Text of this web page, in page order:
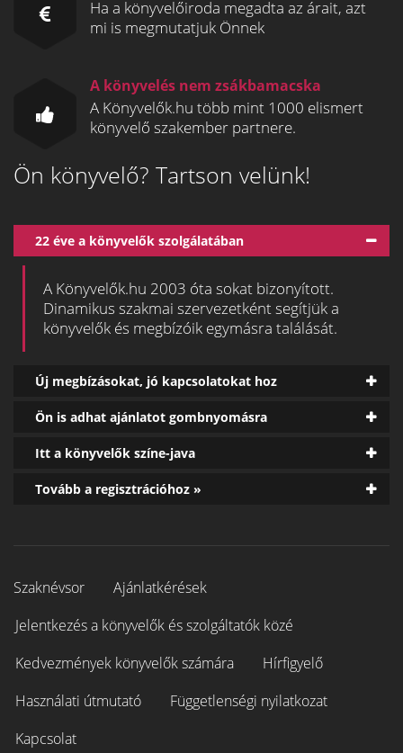
Ha a könyvelőiroda megadta az árait, azt
mi is megmutatjuk Önnek
A könyvelés nem zsákbamacska
A Könyvelők.hu több mint 1000 elismert
könyvelő szakember partnere.
Ön könyvelő? Tartson velünk!
22 éve a könyvelők szolgálatában
A Könyvelők.hu 2003 óta sokat bizonyított.
Dinamikus szakmai szervezetként segítjük a
könyvelők és megbízóik egymásra találását.
Új megbízásokat, jó kapcsolatokat hoz
Ön is adhat ajánlatot gombnyomásra
Itt a könyvelők színe-java
Tovább a regisztrációhoz »
Szaknévsor
Ajánlatkérések
Jelentkezés a könyvelők és szolgáltatók közé
Kedvezmények könyvelők számára
Hírfigyelő
Használati útmutató
Függetlenségi nyilatkozat
Kapcsolat